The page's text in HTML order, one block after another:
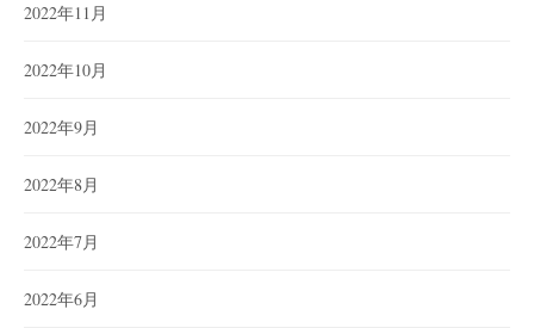
2022年11月
2022年10月
2022年9月
2022年8月
2022年7月
2022年6月